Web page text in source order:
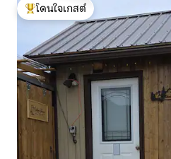
โดนใจเกสต์ที่สุด
โดนใจเกสต์